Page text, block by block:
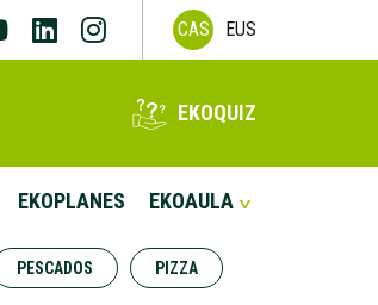
CAS EUS
EKOQUIZ
EKOPLANES EKOAULA
PESCADOS PIZZA